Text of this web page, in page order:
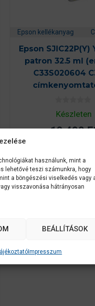
használunk, mint a
lehetővé teszi számunkra, hogy
a böngészési viselkedés vagy
visszavonása hátrányosan
BEÁLLÍTÁSOK
Impresszum
Epson kellékanyag
Epson SJIC22P(Y)
patron 32.5 ml
C33S020604
0
a
5
l
Készleten
10 490
KOSÁRBA